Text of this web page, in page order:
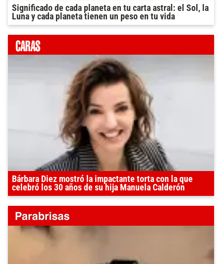
Significado de cada planeta en tu carta astral: el Sol, la
Luna y cada planeta tienen un peso en tu vida
Bárbara Diez mostró la impactante torta con la que
celebró los 30 años de su hija Manuela Calderón